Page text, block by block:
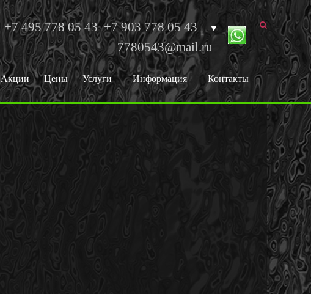
+7 495 778 05 43 +7 903 778 05 43 ▼
7780543@mail.ru
Акции Цены Услуги Информация Контакты